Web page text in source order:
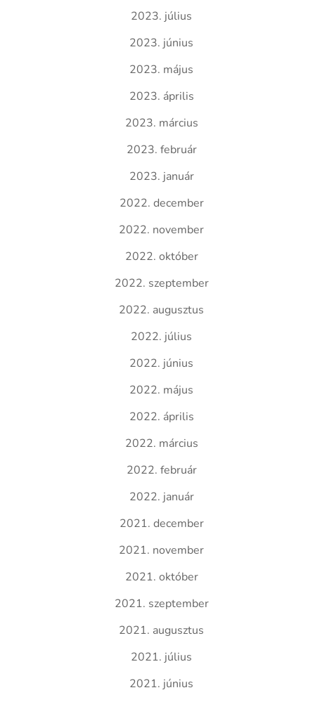
2023. július
2023. június
2023. május
2023. április
2023. március
2023. február
2023. január
2022. december
2022. november
2022. október
2022. szeptember
2022. augusztus
2022. július
2022. június
2022. május
2022. április
2022. március
2022. február
2022. január
2021. december
2021. november
2021. október
2021. szeptember
2021. augusztus
2021. július
2021. június